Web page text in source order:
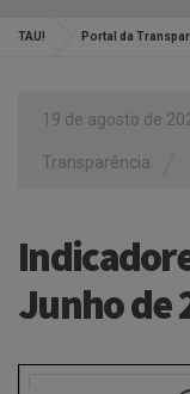
TAU! Portal da
19 de agosto de
Transparência
Junho de